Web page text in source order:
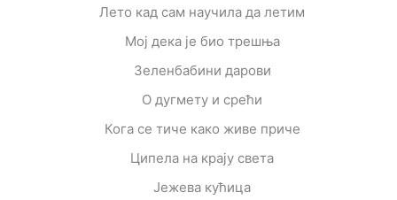
Лето кад сам научила да летим
Мој дека је био трешња
Зеленбабини дарови
О дугмету и срећи
Кога се тиче како живе приче
Ципела на крају света
Јежева кућица